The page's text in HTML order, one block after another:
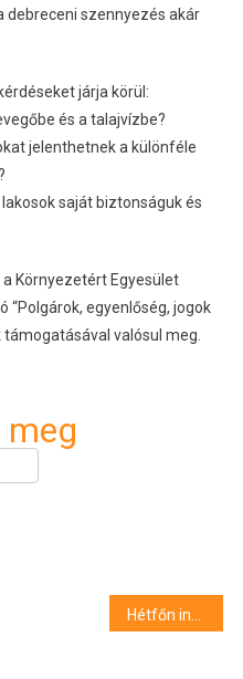
szennyezés akár
járja körül:
és a talajvízbe?
jelenthetnek a különféle
saját biztonságuk és
Környezetért Egyesület
“Polgárok, egyenlőség, jogok
valósul meg.
meg